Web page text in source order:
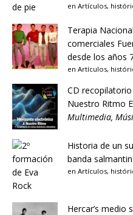
en Artículos,
Terapia
comerciales
desde los años
en Artículos,
CD
Nuestro Ritmo
Multimedia,
Historia de un
banda
en Artículos,
Hercar’s medio